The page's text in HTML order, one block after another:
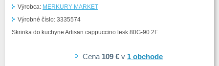
Výrobca: MERKURY MARKET
Výrobné číslo: 3335574
Skrinka do kuchyne Artisan cappuccino lesk 80G-90 2F
Cena 109 € v 1 obchode